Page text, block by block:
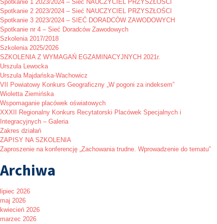
Spotkanie 1 2023/2024 – Sieć NAUCZYCIEL PRZYSZŁOŚCI
Spotkanie 2 2023/2024 – Sieć NAUCZYCIEL PRZYSZŁOŚCI
Spotkanie 3 2023/2024 – SIEĆ DORADCÓW ZAWODOWYCH
Spotkanie nr 4 – Sieć Doradców Zawodowych
Szkolenia 2017/2018
Szkolenia 2025/2026
SZKOLENIA Z WYMAGAŃ EGZAMINACYJNYCH 2021r.
Urszula Lewocka
Urszula Majdańska-Wachowicz
VII Powiatowy Konkurs Geograficzny „W pogoni za indeksem”
Wioletta Ziemińska
Wspomaganie placówek oświatowych
XXXII Regionalny Konkurs Recytatorski Placówek Specjalnych i
Integracyjnych – Galeria
Zakres działań
ZAPISY NA SZKOLENIA
Zaproszenie na konferencję „Zachowania trudne. Wprowadzenie do tematu”
Archiwa
lipiec 2026
maj 2026
kwiecień 2026
marzec 2026